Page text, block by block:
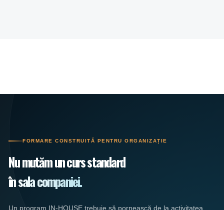
FORMARE CONSTRUITĂ PENTRU ORGANIZAȚIE
Nu mutăm un curs standard
în sala companiei.
Un program IN-HOUSE trebuie să pornească de la activitatea